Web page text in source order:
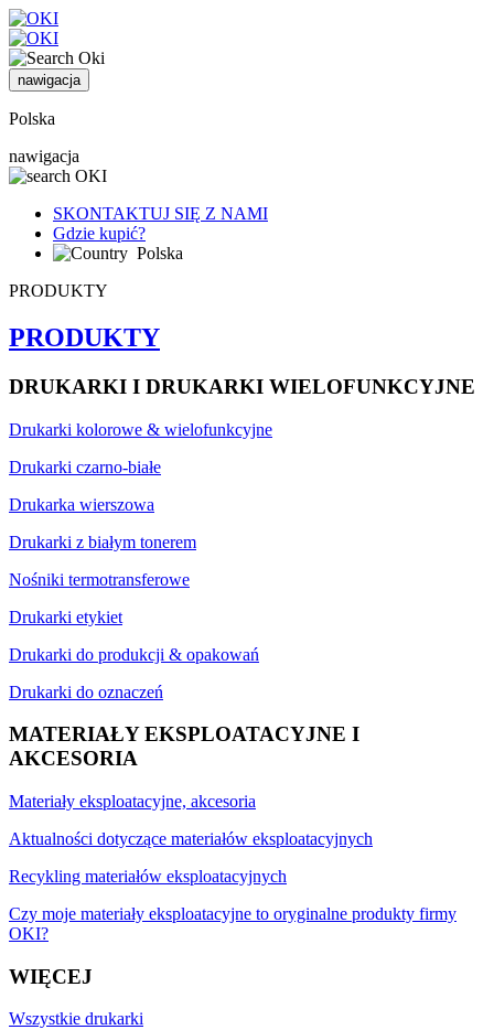
nawigacja
Polska
nawigacja
SKONTAKTUJ SIĘ Z NAMI
Gdzie kupić?
Polska
PRODUKTY
PRODUKTY
DRUKARKI I DRUKARKI WIELOFUNKCYJNE
Drukarki kolorowe & wielofunkcyjne
Drukarki czarno-białe
Drukarka wierszowa
Drukarki z białym tonerem
Nośniki termotransferowe
Drukarki etykiet
Drukarki do produkcji & opakowań
Drukarki do oznaczeń
MATERIAŁY EKSPLOATACYJNE I
AKCESORIA
Materiały eksploatacyjne, akcesoria
Aktualności dotyczące materiałów eksploatacyjnych
Recykling materiałów eksploatacyjnych
Czy moje materiały eksploatacyjne to oryginalne produkty firmy
OKI?
WIĘCEJ
Wszystkie drukarki